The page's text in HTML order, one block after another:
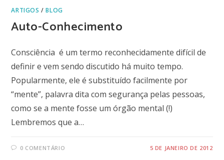
ARTIGOS /BLOG
Auto-Conhecimento
Consciência é um termo reconhecidamente difícil de
definir e vem sendo discutido há muito tempo.
Popularmente, ele é substituído facilmente por
“mente”, palavra dita com segurança pelas pessoas,
como se a mente fosse um órgão mental (!)
Lembremos que a…
0 COMENTÁRIO 5 DE JANEIRO DE 2012